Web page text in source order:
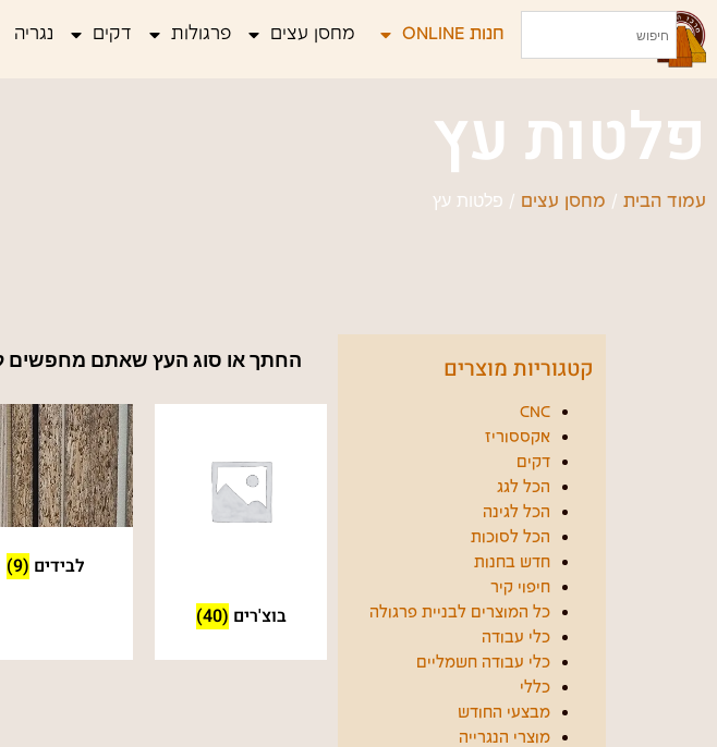
חנות ONLINE מחסן עצים פרגולות דקים נגריה
פלטות עץ
עמוד הבית / מחסן עצים / פלטות עץ
קטגוריות מוצרים
CNC
אקססוריז
דקים
הכל לגג
הכל לגינה
הכל לסוכות
חדש בחנות
חיפוי קיר
כל המוצרים לבניית פרגולה
כלי עבודה
כלי עבודה חשמליים
כללי
מבצעי החודש
מוצרי הנגרייה
החתך או סוג העץ שאתם מחפשים
בוצ'רים (40)
לבידים (9)